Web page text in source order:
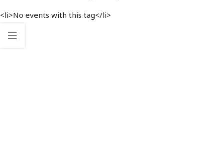
<li>No events with this tag</li>